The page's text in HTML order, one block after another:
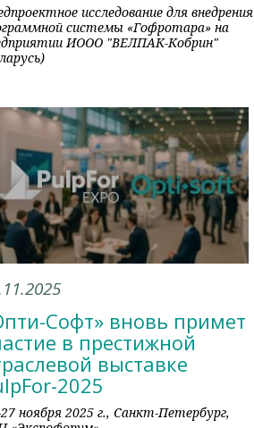
исследование для внедрения
системы «Гофротара» на
ИООО "ВЕЛПАК-Кобрин"
Софт» вновь примет
в престижной
выставке
2025
ноября 2025 г., Санкт-Петербург,